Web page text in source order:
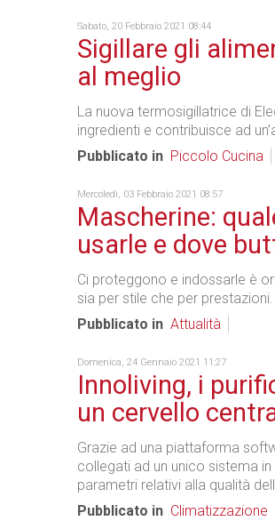
Sabato, 20 Febbraio 2021 08:44
Sigillare gli
al meglio
La nuova termosigillatrice di
ingredienti e contribuisce ad
Pubblicato in Piccolo Cucina
Mercoledì, 03 Febbraio 2021 08:57
Mascherine:
usarle e dove
Ci proteggono e indossarle è
sia per stile che per prestazioni.
Pubblicato in Attualità
Domenica, 24 Gennaio 2021 11:27
Innoliving, i
un cervello
Grazie ad una piattaforma
collegati ad un unico sistema
parametri relativi alla qualità
Pubblicato in Climatizzazione